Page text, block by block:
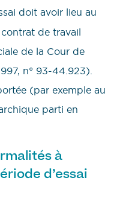
doit avoir lieu au
de travail
de la Cour de
n° 93-44.923).
(par exemple au
parti en
à
d’essai